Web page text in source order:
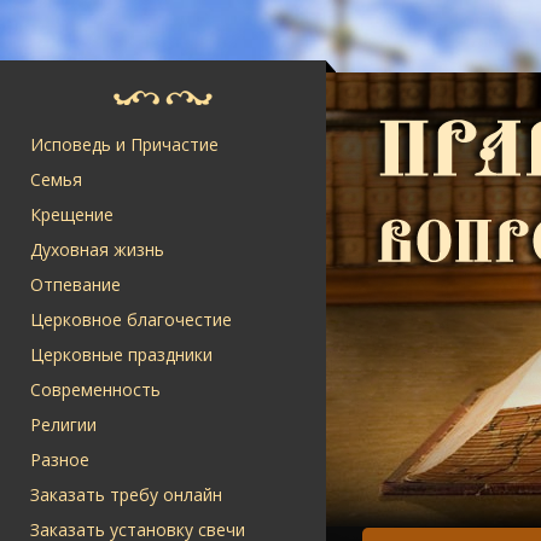
Исповедь и Причастие
Семья
Крещение
Духовная жизнь
Отпевание
Церковное благочестие
Церковные праздники
Современность
Религии
Разное
Заказать требу онлайн
Заказать установку свечи